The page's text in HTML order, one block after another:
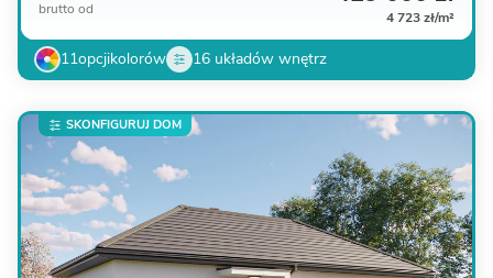
brutto od 4 723 zł/m²
11opcjikolorów 16 układów wnętrz
SKONFIGURUJ DOM